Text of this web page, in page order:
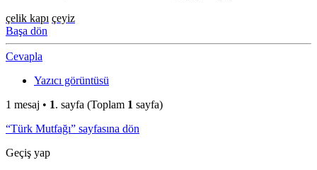
çelik kapı çeyiz
Başa dön
Cevapla
Yazıcı görüntüsü
1 mesaj • 1. sayfa (Toplam 1 sayfa)
“Türk Mutfağı” sayfasına dön
Geçiş yap